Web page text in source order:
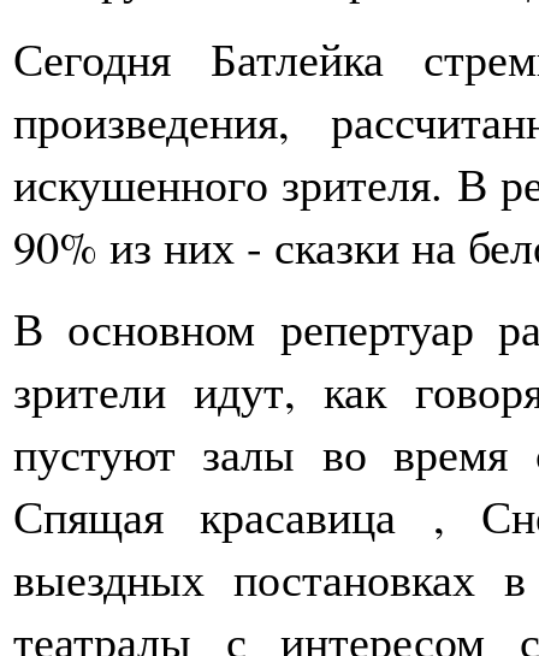
Сегодня Батлейка
произведения,
искушенного зрителя. В
90% из них - сказки на
В основном репертуар
зрители идут, как
пустуют залы во
Спящая красавица ,
выездных постановках
театралы с интересом